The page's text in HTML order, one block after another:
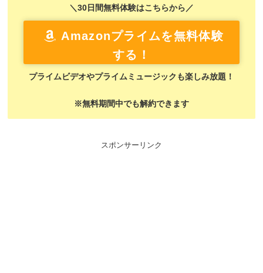
＼30日間無料体験はこちらから／
Amazonプライムを無料体験
する！
プライムビデオやプライムミュージックも楽しみ放題！
※無料期間中でも解約できます
スポンサーリンク